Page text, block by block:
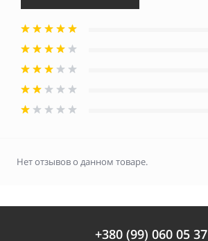
Нет отзывов о данном товаре.
+380 (99) 060 05 37